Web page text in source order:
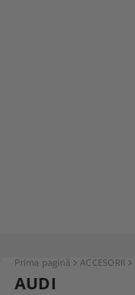
Prima pagină ACCESORII
AUDI